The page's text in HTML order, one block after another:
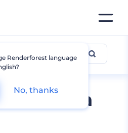
shirt alla
Renderforest language
No, thanks